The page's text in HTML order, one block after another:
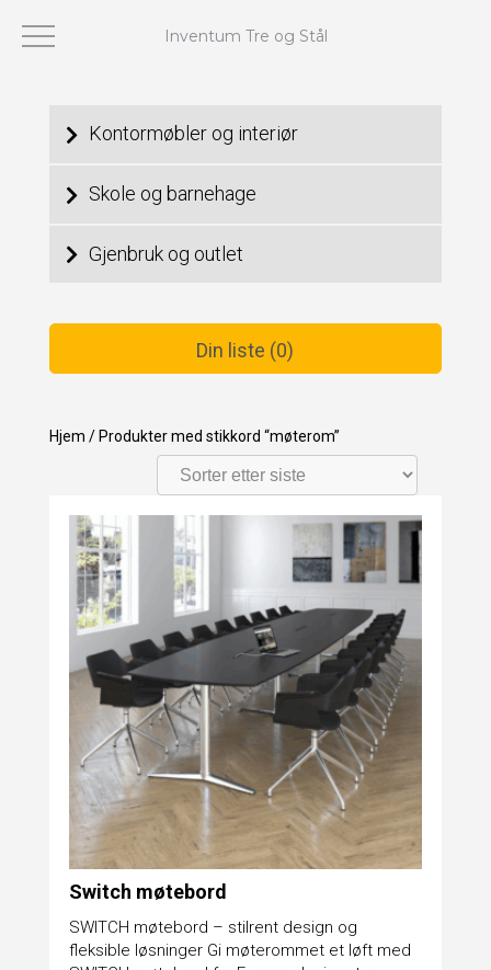
Kontormøbler og interiør
Skole og barnehage
Gjenbruk og outlet
Din liste (0)
Hjem /Produkter med stikkord “møterom”
Switch møtebord
SWITCH møtebord – stilrent design og
fleksible løsninger Gi møterommet et løft med
Inventum Tre og Stål